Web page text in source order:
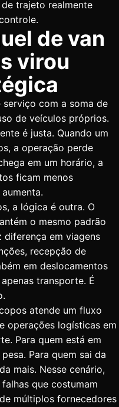
trajeto realmente
de van
virou
serviço com a soma de
de veículos próprios.
é justa. Quando um
a operação perde
em um horário, a
ficam menos
a lógica é outra. O
o mesmo padrão
em viagens
recepção de
em deslocamentos
transporte. É
atende um fluxo
operações logísticas em
Para quem está em
Para quem sai da
mais. Nesse cenário,
que costumam
múltiplos fornecedores